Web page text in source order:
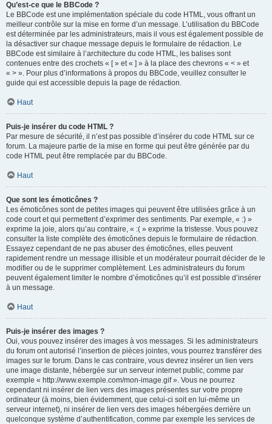
Qu’est-ce que le BBCode ?
Le BBCode est une implémentation spéciale du code HTML, vous offrant un
meilleur contrôle sur la mise en forme d’un message. L’utilisation du BBCode
est déterminée par les administrateurs, mais il vous est également possible de
la désactiver sur chaque message depuis le formulaire de rédaction. Le
BBCode est similaire à l’architecture du code HTML, les balises sont
contenues entre des crochets « [ » et « ] » à la place des chevrons « < » et
« > ». Pour plus d’informations à propos du BBCode, veuillez consulter le
guide qui est accessible depuis la page de rédaction.
Haut
Puis-je insérer du code HTML ?
Par mesure de sécurité, il n’est pas possible d’insérer du code HTML sur ce
forum. La majeure partie de la mise en forme qui peut être générée par du
code HTML peut être remplacée par du BBCode.
Haut
Que sont les émoticônes ?
Les émoticônes sont de petites images qui peuvent être utilisées grâce à un
code court et qui permettent d’exprimer des sentiments. Par exemple, « :) »
exprime la joie, alors qu’au contraire, « :( » exprime la tristesse. Vous pouvez
consulter la liste complète des émoticônes depuis le formulaire de rédaction.
Essayez cependant de ne pas abuser des émoticônes, elles peuvent
rapidement rendre un message illisible et un modérateur pourrait décider de le
modifier ou de le supprimer complètement. Les administrateurs du forum
peuvent également limiter le nombre d’émoticônes qu’il est possible d’insérer
à un message.
Haut
Puis-je insérer des images ?
Oui, vous pouvez insérer des images à vos messages. Si les administrateurs
du forum ont autorisé l’insertion de pièces jointes, vous pourrez transférer des
images sur le forum. Dans le cas contraire, vous devrez insérer un lien vers
une image distante, hébergée sur un serveur internet public, comme par
exemple « http://www.exemple.com/mon-image.gif ». Vous ne pourrez
cependant ni insérer de lien vers des images présentes sur votre propre
ordinateur (à moins, bien évidemment, que celui-ci soit en lui-même un
serveur internet), ni insérer de lien vers des images hébergées derrière un
quelconque système d’authentification, comme par exemple les services de